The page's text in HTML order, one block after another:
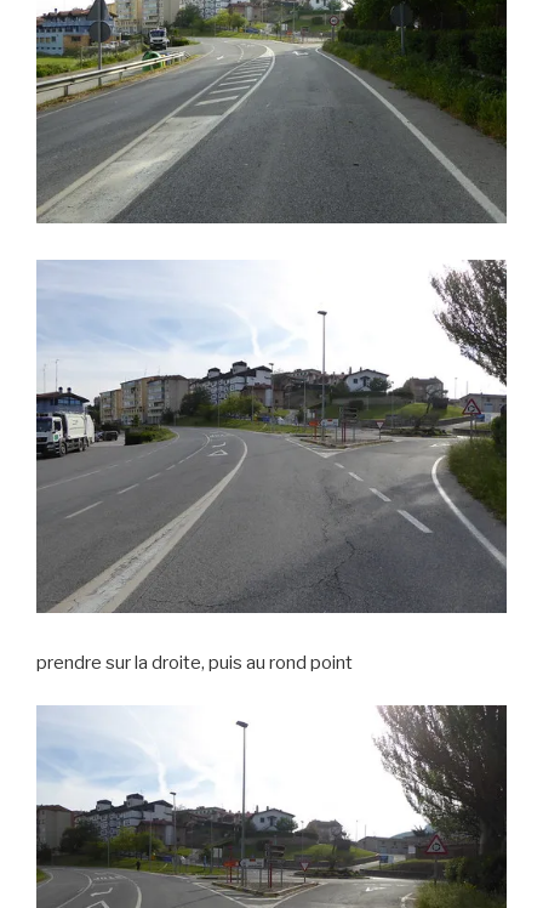
prendre sur la droite, puis au rond point